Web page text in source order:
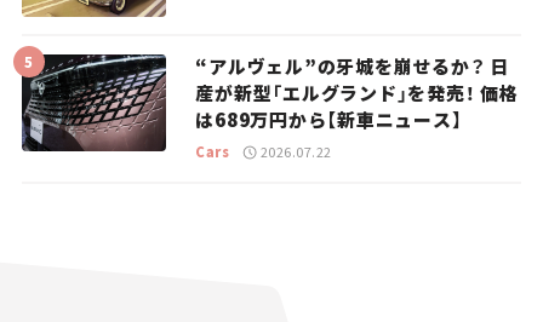
“アルヴェル”の牙城を崩せるか？ 日
産が新型「エルグランド」を発売！ 価格
は689万円から【新車ニュース】
Cars 2026.07.22